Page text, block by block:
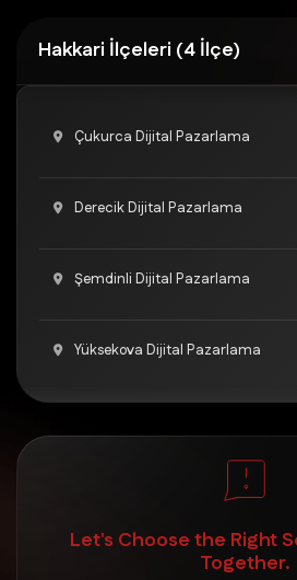
Hakkari İlçeleri (4 İlçe)
Çukurca Dijital Pazarlama
Derecik Dijital Pazarlama
Şemdinli Dijital Pazarlama
Yüksekova Dijital Pazarlama
Let's Choose the Right
Together.